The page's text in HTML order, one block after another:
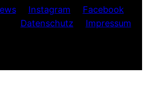
Instagram
Facebook
Datenschutz
Impressum